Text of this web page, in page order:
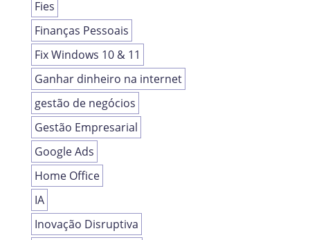
Fies
Finanças Pessoais
Fix Windows 10 & 11
Ganhar dinheiro na internet
gestão de negócios
Gestão Empresarial
Google Ads
Home Office
IA
Inovação Disruptiva